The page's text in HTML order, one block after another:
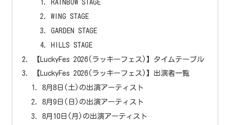
RAINBOW STAGE
WING STAGE
GARDEN STAGE
HILLS STAGE
【LuckyFes 2026(ラッキーフェス)】タイムテーブル
【LuckyFes 2026(ラッキーフェス)】出演者一覧
8月8日(土)の出演アーティスト
8月9日(日)の出演アーティスト
8月10日(月)の出演アーティスト